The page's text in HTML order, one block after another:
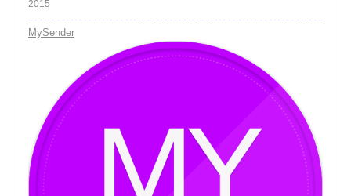
2015
MySender